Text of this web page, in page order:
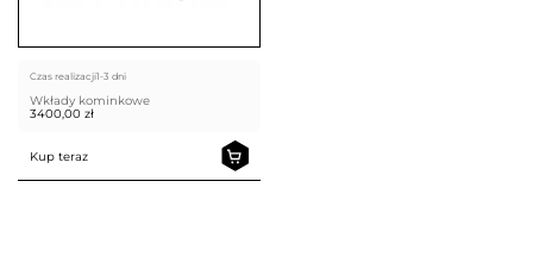
Czas realizacji1-3 dni
Wkłady kominkowe
3400,00 zł
Kup teraz